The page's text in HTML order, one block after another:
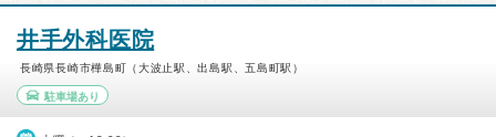
井手外科医院
長崎県長崎市樺島町（大波止駅、出島駅、五島町駅）
駐車場あり